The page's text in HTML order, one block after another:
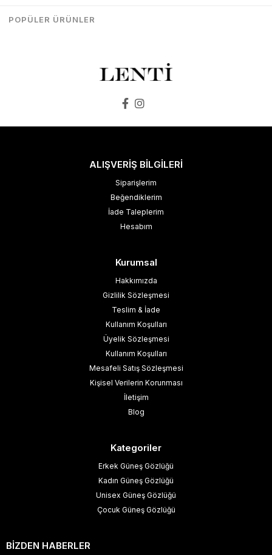
ALIŞVERİŞ BİLGİLERİ
Siparişlerim
Beğendiklerim
İade Taleplerim
Hesabım
Kurumsal
Hakkımızda
Gizlilik Sözleşmesi
Teslim & İade
Kullanım Koşulları
Üyelik Sözleşmesi
Kullanım Koşulları
Mesafeli Satış Sözleşmesi
Kişisel Verilerin Korunması
İletişim
Blog
Kategoriler
Erkek Güneş Gözlüğü
Kadın Güneş Gözlüğü
Unisex Güneş Gözlüğü
Çocuk Güneş Gözlüğü
BİZDEN HABERLER
POPÜLER ÜRÜNLER